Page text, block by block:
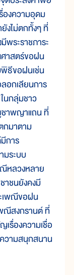
องความอุดม
งไม่ตกทั้งๆ ที่
พระราชภาระ
าสตร์ขอฝน
ธีขอฝนเช่น
อกเลียนการ
นกลุ่มชาว
าพญาแถน ที่
มาตาม
การ
มระบบ
ณีหลวงหลาย
าชนยังคงมี
เพณีขอฝน
ณีสงกรานต์ ที่
รื่องความเชื่อ
วามสนุกสนาน